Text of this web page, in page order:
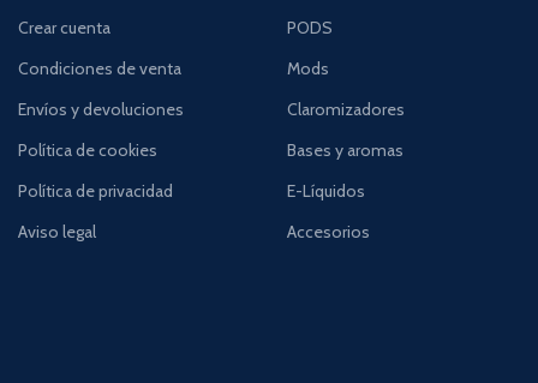
Crear cuenta
Condiciones de venta
Envíos y devoluciones
Política de cookies
Política de privacidad
Aviso legal
PODS
Mods
Claromizadores
Bases y aromas
E-Líquidos
Accesorios